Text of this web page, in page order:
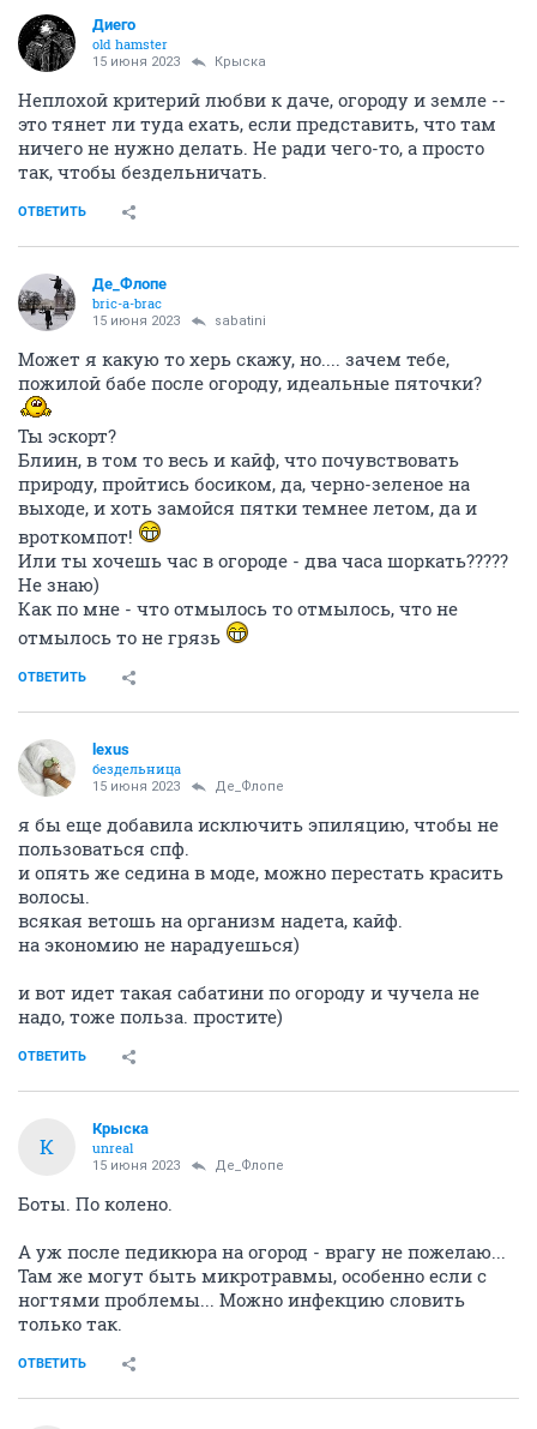
Диего
old hamster
15 июня 2023 Крыска
Неплохой критерий любви к даче, огороду и земле --
это тянет ли туда ехать, если представить, что там
ничего не нужно делать. Не ради чего-то, а просто
так, чтобы бездельничать.
ОТВЕТИТЬ
Де_Флопе
bric-a-brac
15 июня 2023 sabatini
Может я какую то херь скажу, но.... зачем тебе,
пожилой бабе после огороду, идеальные пяточки?
Ты эскорт?
Блиин, в том то весь и кайф, что почувствовать
природу, пройтись босиком, да, черно-зеленое на
выходе, и хоть замойся пятки темнее летом, да и
вроткомпот!
Или ты хочешь час в огороде - два часа шоркать?????
Не знаю)
Как по мне - что отмылось то отмылось, что не
отмылось то не грязь
ОТВЕТИТЬ
lexus
бездельница
15 июня 2023 Де_Флопе
я бы еще добавила исключить эпиляцию, чтобы не
пользоваться спф.
и опять же седина в моде, можно перестать красить
волосы.
всякая ветошь на организм надета, кайф.
на экономию не нарадуешься)
и вот идет такая сабатини по огороду и чучела не
надо, тоже польза. простите)
ОТВЕТИТЬ
К
Крыска
unreal
15 июня 2023 Де_Флопе
Боты. По колено.
А уж после педикюра на огород - врагу не пожелаю...
Там же могут быть микротравмы, особенно если с
ногтями проблемы... Можно инфекцию словить
только так.
ОТВЕТИТЬ